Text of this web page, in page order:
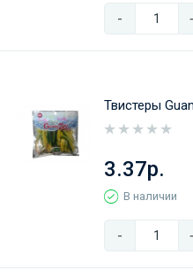
-
Твистеры
3.37р.
В наличии
-